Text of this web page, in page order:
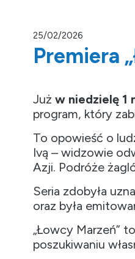
25/02/2026
Premiera
Już w niedzielę 1
program, który
To opowieść o
Ivą – widzowie
Azji. Podróże
Seria zdobyła
oraz była
„Łowcy Marzeń”
poszukiwaniu